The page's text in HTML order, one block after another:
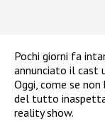
Pochi giorni fa
annunciato il cast
Oggi, come se
del tutto
reality show.